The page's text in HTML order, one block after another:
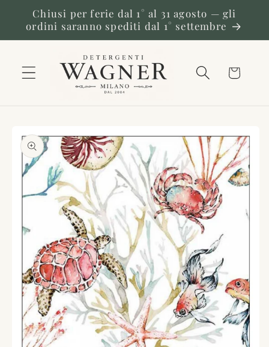
direttamente
ai contenuti
Chiusi per ferie dal 1° al 31 agosto — gli
ordini saranno spediti dal 1° settembre
Carrello
informazioni
sul prodotto